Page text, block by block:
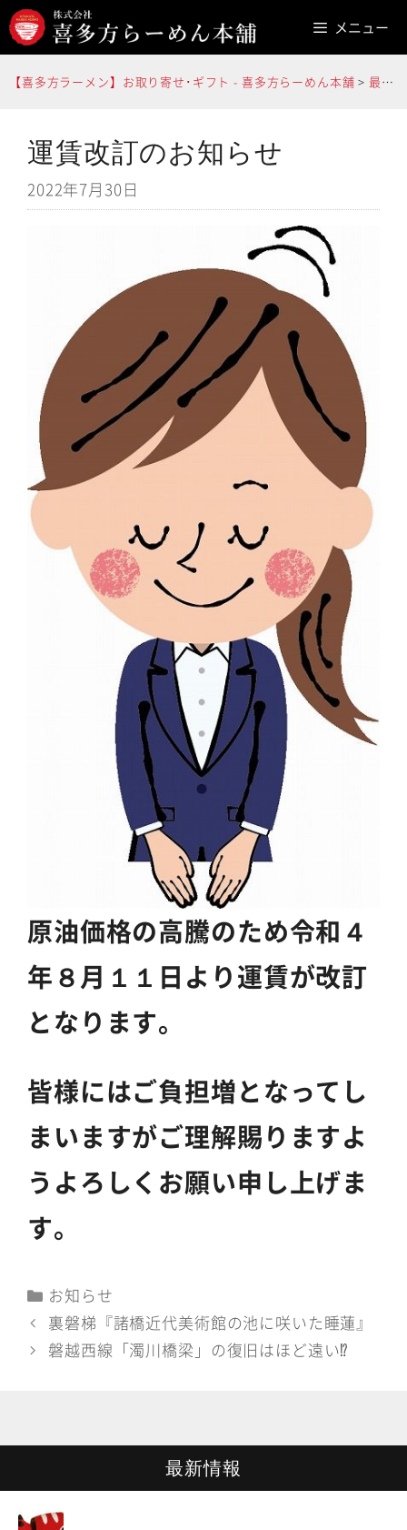
コ
ン
メニュー
【喜多方ラーメン】お取り寄せ･ギフト - 喜多方らーめん本舗 > 最新情報
運賃改訂のお知らせ
2022年7月30日
原油価格の高騰のため令和４
年８月１１日より運賃が改訂
となります。
皆様にはご負担増となってし
まいますがご理解賜りますよ
うよろしくお願い申し上げま
す。
カ
テ
ゴ
リ
お知らせ
裏磐梯『諸橋近代美術館の池に咲いた睡蓮』
磐越西線「濁川橋梁」の復旧はほど遠い⁉
最新情報